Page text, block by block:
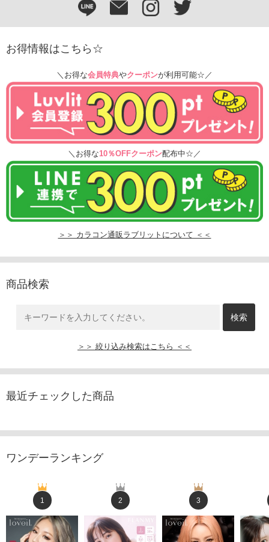
お得情報はこちら☆
＼お得な会員特典やクーポンが利用可能☆／
＼お得な10％OFFクーポン配布中☆／
＞＞ カラコン通販ラブリットについて ＜＜
商品検索
＞＞ 絞り込み検索はこちら ＜＜
最近チェックした商品
ワンデーランキング
1 2 3